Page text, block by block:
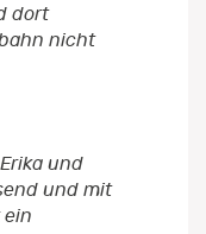
dort
nicht
und
und mit
ein